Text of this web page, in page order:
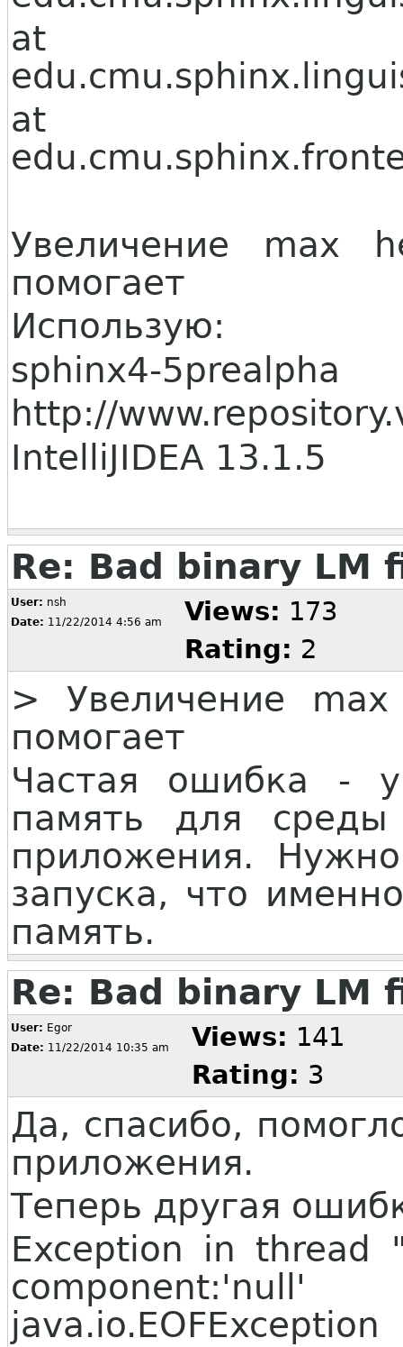
at
at
Увеличение
помогает
Использую:
sphinx4-5prealpha
http://
IntelliJIDEA 13.1.5
Re: Bad binary LM
User: nsh
Date: 11/22/2014 4:56 am Views: 173
Rating: 2
> Увеличение
помогает
Частая ошибка -
память для
приложения. Нужно
запуска, что
память.
Re: Bad binary LM
User: Egor
Date: 11/22/2014 10:35 am Views: 141
Rating: 3
Да, спасибо,
приложения.
Теперь другая
Exception in thread
java.io.EOFException